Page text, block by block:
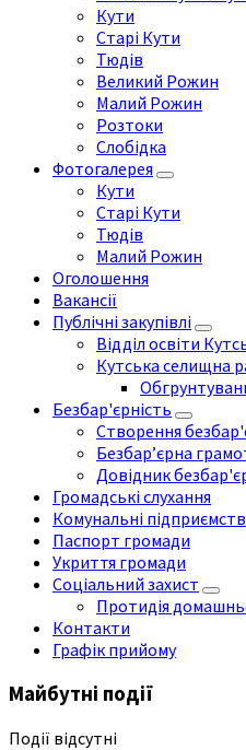
Кути
Старі Кути
Тюдів
Великий Рожин
Малий Рожин
Розтоки
Слобідка
Фотогалерея
Кути
Старі Кути
Тюдів
Малий Рожин
Оголошення
Вакансії
Публічні закупівлі
Відділ освіти
Кутська селищна
Безбар'єрність
Створення
Безбар’єрна
Довідник
Громадські слухання
Комунальні
Паспорт громади
Укриття громади
Соціальний захист
Протидія
Контакти
Графік прийому
Майбутні події
Події відсутні